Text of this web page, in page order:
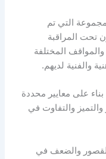
التي تم
تحت المراقبة
المختلفة
والفنية لديهم.
على معايير محددة
والتفاوت في
والضعف في